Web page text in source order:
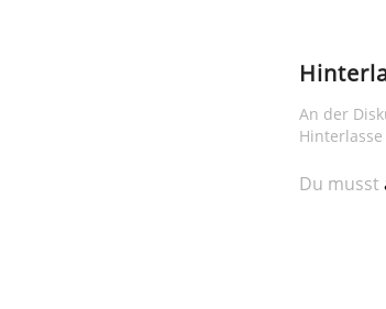
An der
Du musst